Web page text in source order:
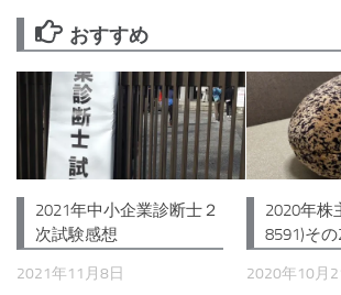
おすすめ
2021年中小企業診断士２
次試験感想
2021年11月8日
2020年株
8591)その
2020年10月